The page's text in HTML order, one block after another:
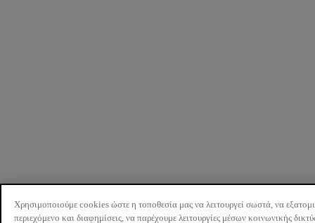
Χρησιμοποιούμε cookies ώστε η τοποθεσία μας να λειτουργεί σωστά, να
περιεχόμενο και διαφημίσεις, να παρέχουμε λειτουργίες μέσων κοινωνικής